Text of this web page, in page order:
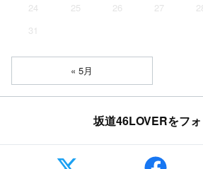
24
25 26 27
31
« 5月
坂道46LOVERをフ